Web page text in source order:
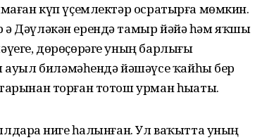
күп үҫемлектәр осратырға мөмкин.
Дәүләкән ерендә тамыр йәйә һәм яҡшы
дөрөҫөрәге уның барлығы
биләмәһендә йәшәүсе ҡайһы бер
торған тотош урман һыҙаты.
нигеҙ һалынған. Ул ваҡытта уның